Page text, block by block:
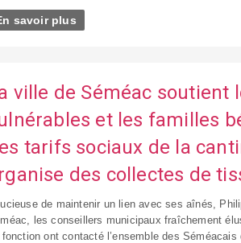
savoir plus
ville de Séméac soutient
et les familles
tarifs sociaux de la
des collectes de
de maintenir un lien avec ses aînés,
les conseillers municipaux fraîchement
fonction ont contacté l’ensemble des